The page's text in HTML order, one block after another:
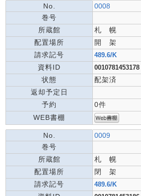
No.
0008
巻号
所蔵館
札 幌
配置場所
開 架
請求記号
489.6/K
資料ID 0010781453178
状態
配架済
返却予定日
予約
0件
WEB書棚
No.
0009
巻号
所蔵館
札 幌
配置場所
閉 架
請求記号
489.6/K